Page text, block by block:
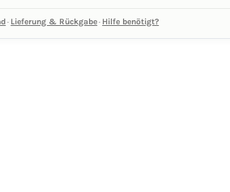
· Lieferung & Rückgabe· Hilfe benötigt?